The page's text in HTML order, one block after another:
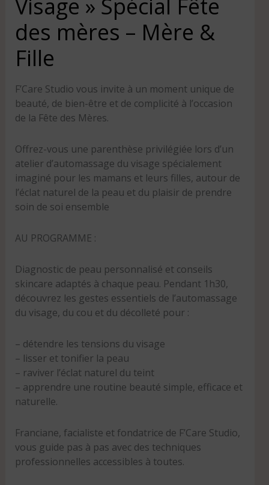
Visage » Spécial Fête
des mères – Mère &
Fille
F’Care Studio vous invite à un moment unique de
beauté, de bien-être et de complicité à l’occasion
de la Fête des Mères.
Offrez-vous une parenthèse privilégiée lors d’un
atelier d’automassage du visage spécialement
imaginé pour les mamans et leurs filles, autour de
l’éclat naturel de la peau et du plaisir de prendre
soin de soi ensemble
AU PROGRAMME :
Diagnostic de peau personnalisé et conseils
skincare adaptés à chaque peau. Pendant 1h30,
découvrez les gestes essentiels de l’automassage
du visage, du cou et du décolleté pour :
– détendre les tensions du visage
– lisser et tonifier la peau
– raviver l’éclat naturel du teint
– apprendre une routine beauté simple, efficace et
naturelle.
Franciane, facialiste et fondatrice de F’Care Studio,
vous guide pas à pas avec des techniques
professionnelles accessibles à toutes.